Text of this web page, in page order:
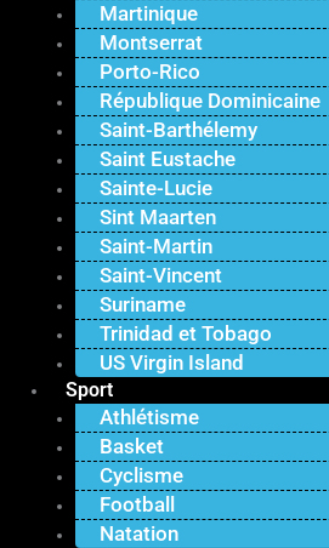
Martinique
Montserrat
Porto-Rico
République Dominicaine
Saint-Barthélemy
Saint Eustache
Sainte-Lucie
Sint Maarten
Saint-Martin
Saint-Vincent
Suriname
Trinidad et Tobago
US Virgin Island
Sport
Athlétisme
Basket
Cyclisme
Football
Natation